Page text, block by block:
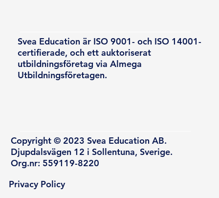
Svea Education är ISO 9001- och ISO 14001-
certifierade, och ett auktoriserat
utbildningsföretag via Almega
Utbildningsföretagen.
Copyright © 2023 Svea Education AB.
Djupdalsvägen 12 i Sollentuna, Sverige.
Org.nr: 559119-8220
Privacy Policy